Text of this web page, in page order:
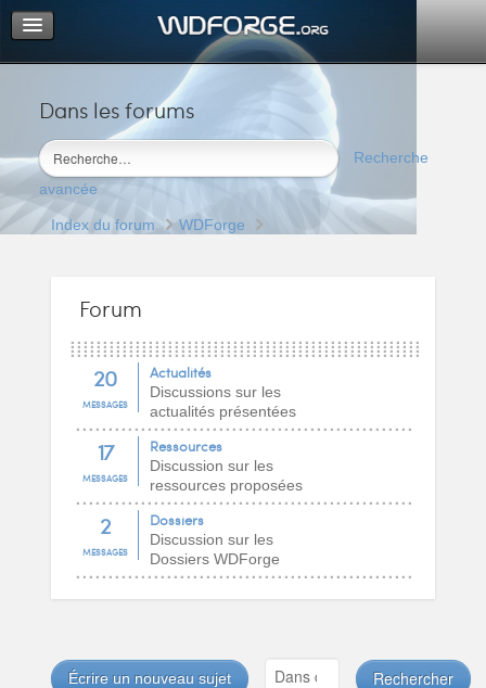
Dans les forums
Recherche
avancée
Portail
Index du forum
M’enregistrer
Connexion
Index du forum WDForge
Forum
20
MESSAGES
Actualités
Discussions sur les
actualités présentées
17
MESSAGES
Ressources
Discussion sur les
ressources proposées
2
MESSAGES
Dossiers
Discussion sur les
Dossiers WDForge
Écrire un nouveau sujet